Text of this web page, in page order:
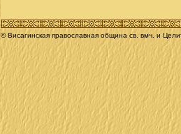
© Висагинская православная община св. вмч. и